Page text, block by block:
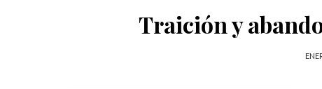
Traición y